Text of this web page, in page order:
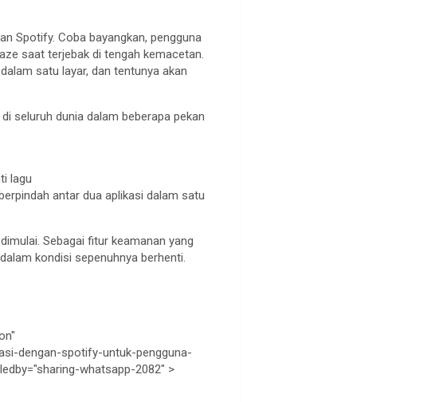
Spotify. Coba bayangkan, pengguna
saat terjebak di tengah kemacetan.
satu layar, dan tentunya akan
seluruh dunia dalam beberapa pekan
lagu
antar dua aplikasi dalam satu
Sebagai fitur keamanan yang
kondisi sepenuhnya berhenti.
dengan-spotify-untuk-pengguna-
whatsapp-2082" >